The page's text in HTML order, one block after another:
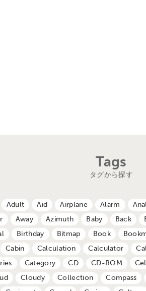
Tags
タグから探す
Adult Aid Airplane Alarm
Away Azimuth Baby Back
Birthday Bitmap Book
Cabin Calculation Calculator
Category CD CD-ROM
Cloudy Collection Compass